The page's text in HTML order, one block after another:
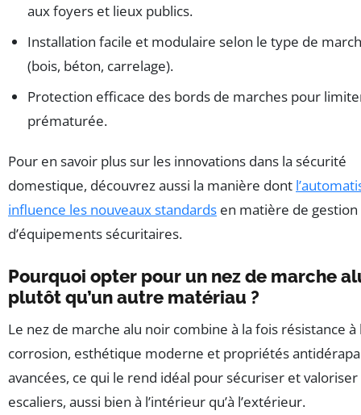
aux foyers et lieux publics.
Installation facile et modulaire selon le type de
(bois, béton, carrelage).
Protection efficace des bords de marches pour
prématurée.
Pour en savoir plus sur les innovations dans la sécurité
domestique, découvrez aussi la manière dont
influence les nouveaux standards en matière de gestion
d’équipements sécuritaires.
Pourquoi opter pour un nez de marche
plutôt qu’un autre matériau ?
Le nez de marche alu noir combine à la fois résistance à
corrosion, esthétique moderne et propriétés
avancées, ce qui le rend idéal pour sécuriser et valoriser
escaliers, aussi bien à l’intérieur qu’à l’extérieur.